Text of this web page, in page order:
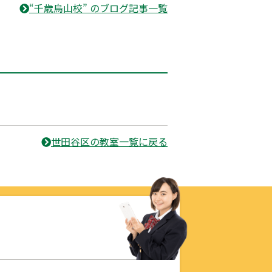
“千歳烏山校” のブログ記事一覧
世田谷区の教室一覧に戻る